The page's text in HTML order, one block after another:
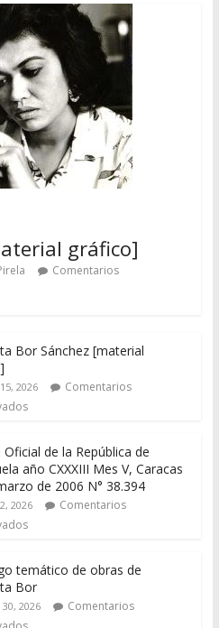
gráfico]
Comentarios
Bor Sánchez [material
2026
Comentarios
Oficial de la República de
año CXXXIII Mes V, Caracas
de 2006 N° 38.394
2026
Comentarios
temático de obras de
Bor
2026
Comentarios